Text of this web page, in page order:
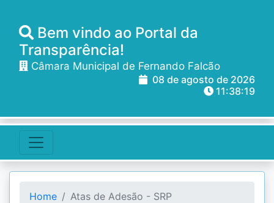
Bem vindo ao Portal da
Transparência!
Câmara Municipal de Fernando Falcão
08 de agosto de 2026
11:38:19
Home Atas de Adesão - SRP